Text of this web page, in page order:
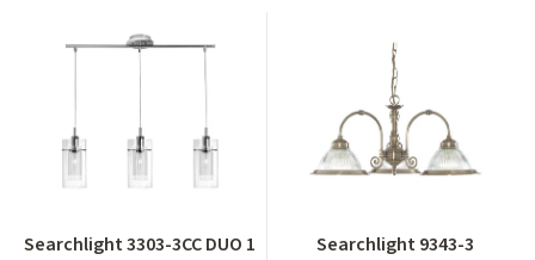
Searchlight 3303-3CC DUO 1
Searchlight 9343-3